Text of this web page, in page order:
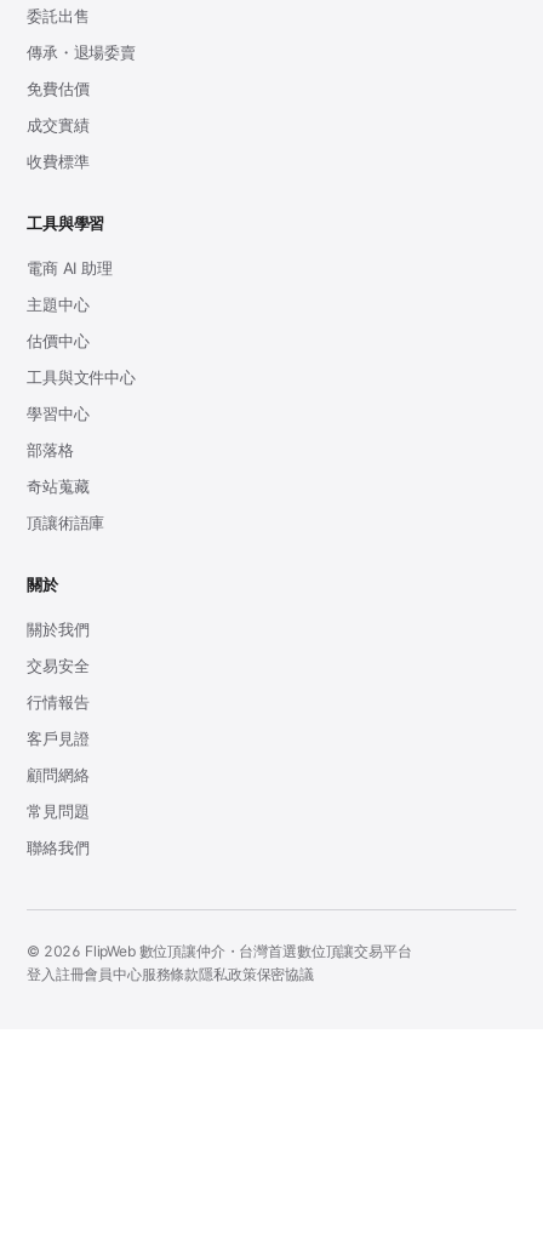
委託出售
傳承・退場委賣
免費估價
成交實績
收費標準
工具與學習
電商 AI 助理
主題中心
估價中心
工具與文件中心
學習中心
部落格
奇站蒐藏
頂讓術語庫
關於
關於我們
交易安全
行情報告
客戶見證
顧問網絡
常見問題
聯絡我們
© 2026 FlipWeb 數位頂讓仲介・台灣首選數位頂讓交易平台
登入註冊會員中心服務條款隱私政策保密協議